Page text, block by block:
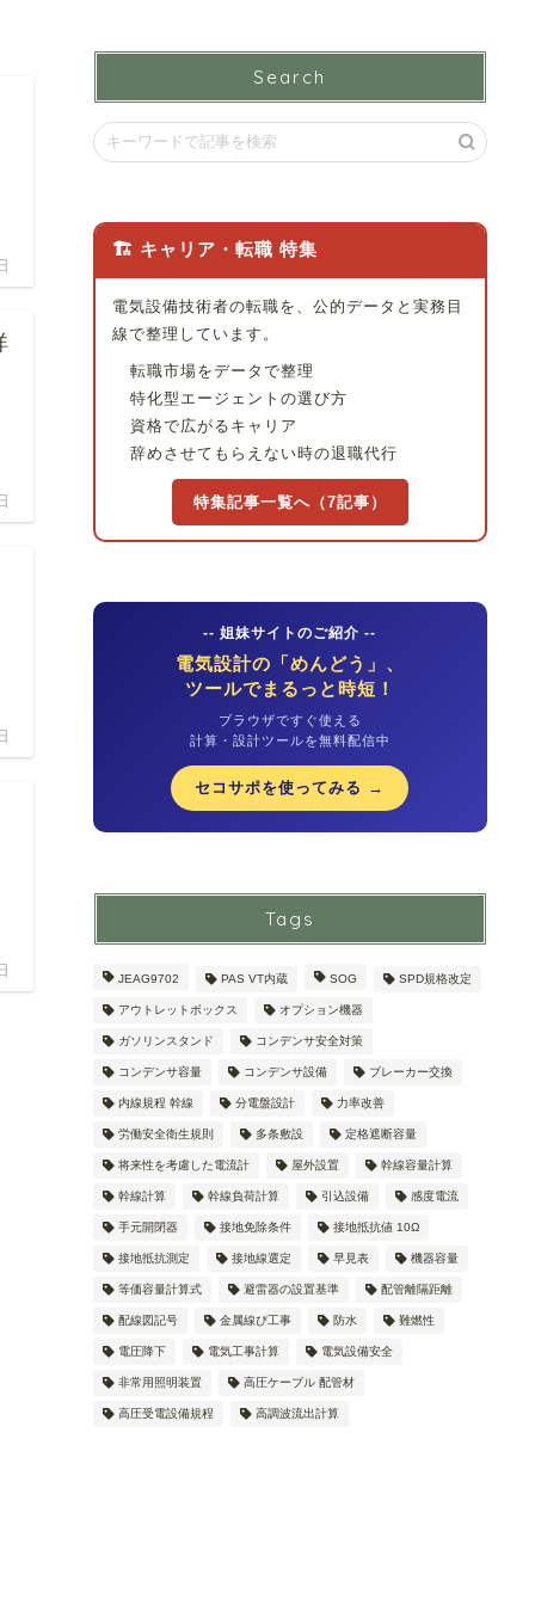
Search
🏗 キャリア・転職 特集
電気設備技術者の転職を、公的データと実務目
線で整理しています。
転職市場をデータで整理
特化型エージェントの選び方
資格で広がるキャリア
辞めさせてもらえない時の退職代行
特集記事一覧へ（7記事）
-- 姐妹サイトのご紹介 --
電気設計の「めんどう」、
ツールでまるっと時短！
ブラウザですぐ使える
計算・設計ツールを無料配信中
セコサポを使ってみる →
Tags
JEAG9702 PAS VT内蔵 SOG SPD規格改定
アウトレットボックス オプション機器
ガソリンスタンド コンデンサ安全対策
コンデンサ容量 コンデンサ設備 ブレーカー交換
内線規程 幹線 分電盤設計 力率改善
労働安全衛生規則 多条敷設 定格遮断容量
将来性を考慮した電流計 屋外設置 幹線容量計算
幹線計算 幹線負荷計算 引込設備 感度電流
手元開閉器 接地免除条件 接地抵抗値 10Ω
接地抵抗測定 接地線選定 早見表 機器容量
等価容量計算式 避雷器の設置基準 配管離隔距離
配線図記号 金属線ぴ工事 防水 難燃性
電圧降下 電気工事計算 電気設備安全
非常用照明装置 高圧ケーブル 配管材
高圧受電設備規程 高調波流出計算